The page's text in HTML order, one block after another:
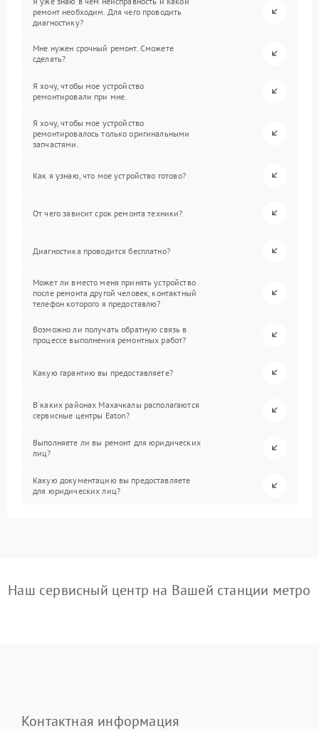
ремонт необходим. Для чего проводить
диагностику?
Мне нужен срочный ремонт. Сможете
сделать?
Я хочу, чтобы мое устройство
ремонтировали при мне.
Я хочу, чтобы мое устройство
ремонтировалось только оригинальными
запчастями.
Как я узнаю, что мое устройство готово?
От чего зависит срок ремонта техники?
Диагностика проводится бесплатно?
Может ли вместо меня принять устройство
после ремонта другой человек, контактный
телефон которого я предоставлю?
Возможно ли получать обратную связь в
процессе выполнения ремонтных работ?
Какую гарантию вы предоставляете?
В каких районах Махачкалы располагаются
сервисные центры Eaton?
Выполняете ли вы ремонт для юридических
лиц?
Какую документацию вы предоставляете
для юридических лиц?
Наш сервисный центр на Вашей станции метро
Контактная информация